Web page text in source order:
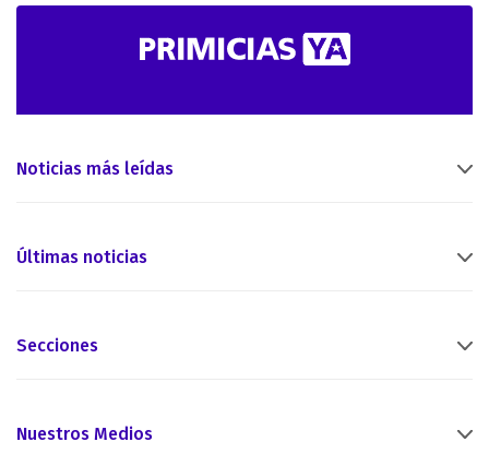
Noticias más leídas
Últimas noticias
Secciones
Nuestros Medios